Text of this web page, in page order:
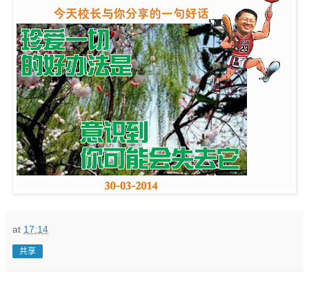
at 17:14
共享